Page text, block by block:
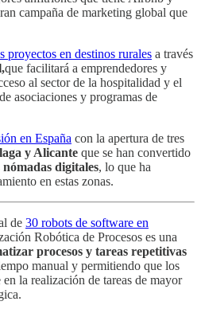
campaña de marketing global que
proyectos en destinos rurales a través
que facilitará a emprendedores y
al sector de la hospitalidad y el
asociaciones y programas de
en España con la apertura de tres
y Alicante que se han convertido
nómadas digitales, lo que ha
en estas zonas.
de 30 robots de software en
Robótica de Procesos es una
procesos y tareas repetitivas
manual y permitiendo que los
la realización de tareas de mayor